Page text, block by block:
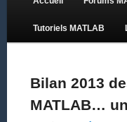
Aller au contenu
Aller au contenu
Tutoriels MATLAB
Bilan 2013
MATLAB…